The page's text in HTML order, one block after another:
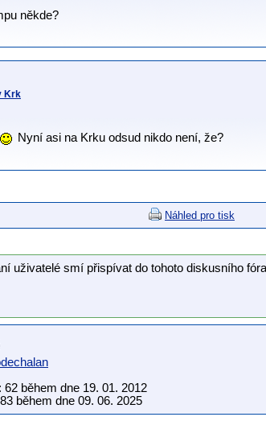
někde?
Krk
Nyní asi na Krku odsud nikdo není, že?
Náhled pro tisk
uživatelé smí přispívat do tohoto diskusního
během dne 19. 01. 2012
během dne 09. 06. 2025